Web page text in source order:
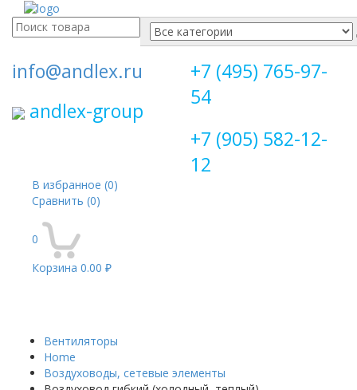
Поиск
для:
info@andlex.ru
andlex-group
+7 (495) 765-97-
54
+7 (905) 582-12-
12
В избранное (0)
Сравнить (0)
0
Корзина 0.00 ₽
Вентиляторы
Home
Воздуховоды, сетевые элементы